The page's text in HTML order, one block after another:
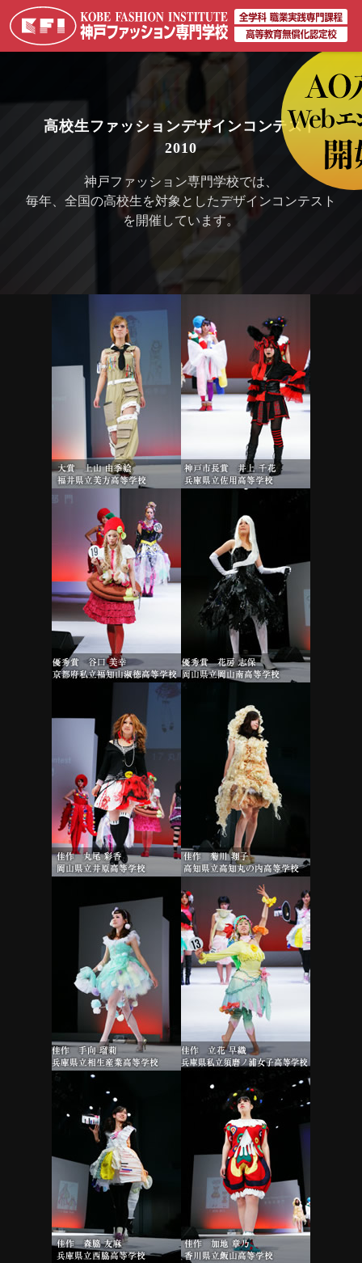
高校生ファッションデザインコンテスト
2010
神戸ファッション専門学校では、
毎年、全国の高校生を対象としたデザインコンテスト
を開催しています。